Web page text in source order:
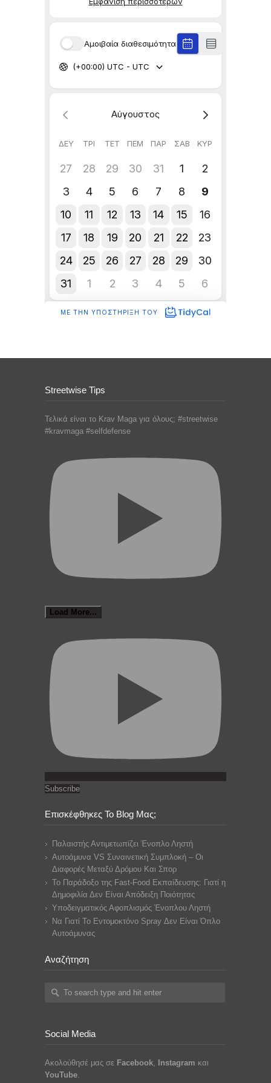
Streetwise Tips
Τελικά είναι το Krav Maga για όλους; #streetwise
#kravmaga #selfdefense
Load More...
Subscribe
Επισκέφθηκες Το Blog Μας;
Παλαιστής Αντιμετωπίζει Ένοπλο Ληστή
Αυτοάμυνα VS Συναινετική Συμπλοκή – Οι
Διαφορές Μεταξύ Δρόμου Και Σπορ
Το Παράδοξο της Fast-Food Εκπαίδευσης: Γιατί η
Δημοφιλία Δεν Είναι Απόδειξη Ποιότητας
Υποδειγματικός Αφοπλισμός Ένοπλου Ληστή
Να Γιατί Το Εντομοκτόνο Spray Δεν Είναι Όπλο
Αυτοάμυνας
Αναζήτηση
Social Media
Ακολούθησέ μας σε Facebook, Instagram και
YouTube.